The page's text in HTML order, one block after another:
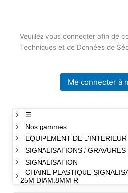
Veuillez vous connecter afin de
Techniques et de Données de
Me connecter à
☰
Nos gammes
EQUIPEMENT DE L'INTERIEUR
SIGNALISATIONS / GRAVURES
SIGNALISATION
CHAINE PLASTIQUE
25M DIAM.8MM R